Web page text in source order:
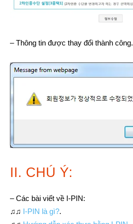
– Thông tin được thay đổi thành công.
II. CHÚ Ý:
– Các bài viết về I-PIN:
♫♫ I-PIN là gì?.